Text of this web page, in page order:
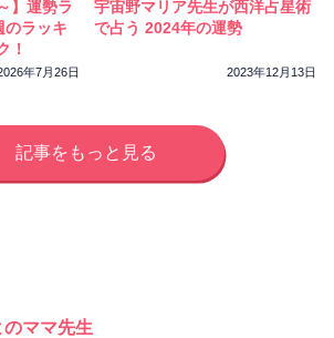
】運勢ラ
のラッキ
！
年7月26日
宇宙野マリア先生が西洋占星術
で占う 2024年の運勢
2023年12月13日
記事をもっと見る
のママ先生